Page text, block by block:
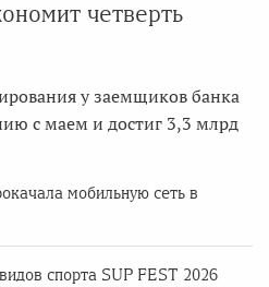
четверть
у заемщиков банка
с маем и достиг 3,3 млрд
мобильную сеть в
спорта SUP FEST 2026